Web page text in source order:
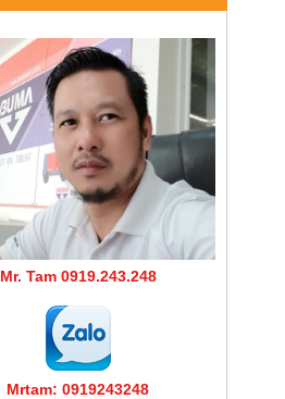
Mr. Tam 0919.243.248
Mrtam: 0919243248